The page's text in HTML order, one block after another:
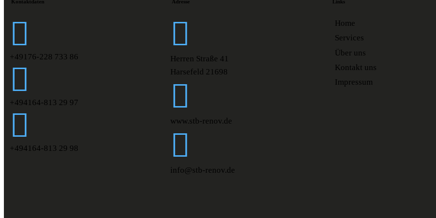
Kontaktdaten
+49176-228 733 86
+494164-813 29 97
+494164-813 29 98
Adresse
Herren Straße 41
Harsefeld 21698
www.stb-renov.de
info@stb-renov.de
Links
Home
Services
Über uns
Kontakt uns
Impressum